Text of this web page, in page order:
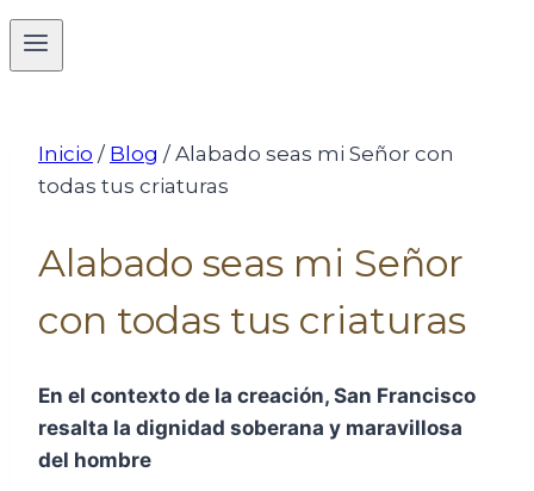
Inicio / Blog / Alabado seas mi Señor con
todas tus criaturas
Alabado seas mi Señor
con todas tus criaturas
En el contexto de la creación, San Francisco
resalta la dignidad soberana y maravillosa
del hombre